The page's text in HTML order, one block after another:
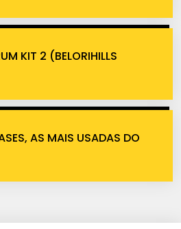
KIT 2 (BELORIHILLS
AS MAIS USADAS DO